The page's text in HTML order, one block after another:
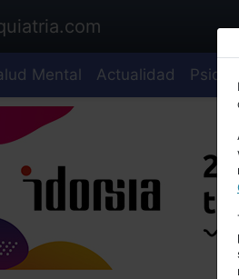
Mental Actualidad